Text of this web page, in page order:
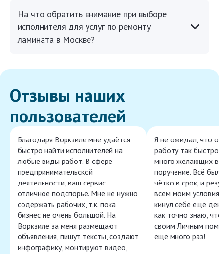
На что обратить внимание при выборе
исполнителя для услуг по ремонту
ламината в Москве?
Отзывы наших
пользователей
Благодаря Воркзиле мне удаётся
быстро найти исполнителей на
любые виды работ. В сфере
предпринимательской
деятельности, ваш сервис
отличное подспорье. Мне не нужно
содержать рабочих, т.к. пока
бизнес не очень большой. На
Воркзиле за меня размещают
объявления, пишут тексты, создают
инфографику, монтируют видео,
Я не ожидал, что
работу так
много желающих
поручение. Всё
чётко в срок, и
всем моим
кинул себе ещё
как точно знаю,
своим Личным
ещё много раз!